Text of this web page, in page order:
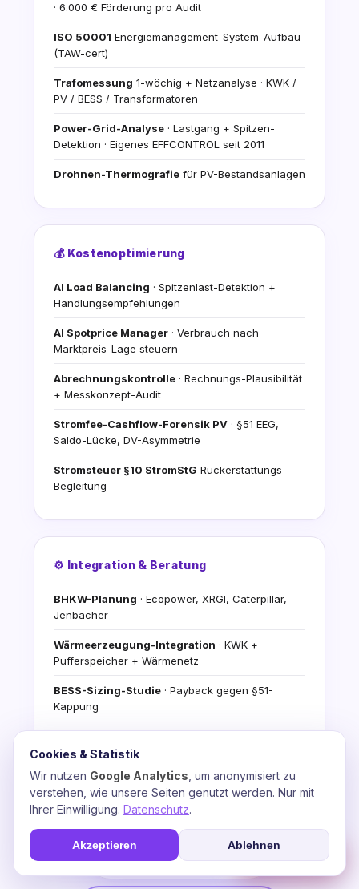
💬 Beratung anfragen
· 6.000 € Förderung pro Audit
ISO 50001 Energiemanagement-System-Aufbau
(TAW-cert)
Trafomessung 1-wöchig + Netzanalyse · KWK /
PV / BESS / Transformatoren
Power-Grid-Analyse · Lastgang + Spitzen-
Detektion · Eigenes EFFCONTROL seit 2011
Drohnen-Thermografie für PV-Bestandsanlagen
💰 Kostenoptimierung
AI Load Balancing · Spitzenlast-Detektion +
Handlungsempfehlungen
AI Spotprice Manager · Verbrauch nach
Marktpreis-Lage steuern
Abrechnungskontrolle · Rechnungs-Plausibilität
+ Messkonzept-Audit
Stromfee-Cashflow-Forensik PV · §51 EEG,
Saldo-Lücke, DV-Asymmetrie
Stromsteuer §10 StromStG Rückerstattungs-
Begleitung
⚙️ Integration & Beratung
BHKW-Planung · Ecopower, XRGI, Caterpillar,
Jenbacher
Wärmeerzeugung-Integration · KWK +
Pufferspeicher + Wärmenetz
BESS-Sizing-Studie · Payback gegen §51-
Kappung
Energiefluss-Analyse
Förderantrag-Begleitung· BAFA, BMDV,
progres.NRW, WELMO
Kostenlose Demo+ Erst-Beratungs-Konsultation
Cookies & Statistik
Wir nutzen Google Analytics , um anonymisiert zu
verstehen, wie unsere Seiten genutzt werden. Nur mit
Ihrer Einwilligung. Datenschutz.
Akzeptieren Ablehnen
☎